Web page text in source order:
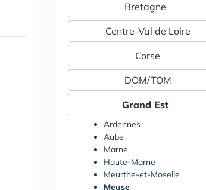
Bretagne
Centre-Val de Loire
Corse
DOM/TOM
Grand Est
Ardennes
Aube
Marne
Haute-Marne
Meurthe-et-Moselle
Meuse